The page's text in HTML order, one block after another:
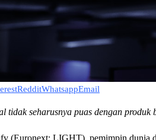
RedditWhatsappEmail
tidak seharusnya puas dengan produk
(Euronext: LIGHT), pemimpin dunia